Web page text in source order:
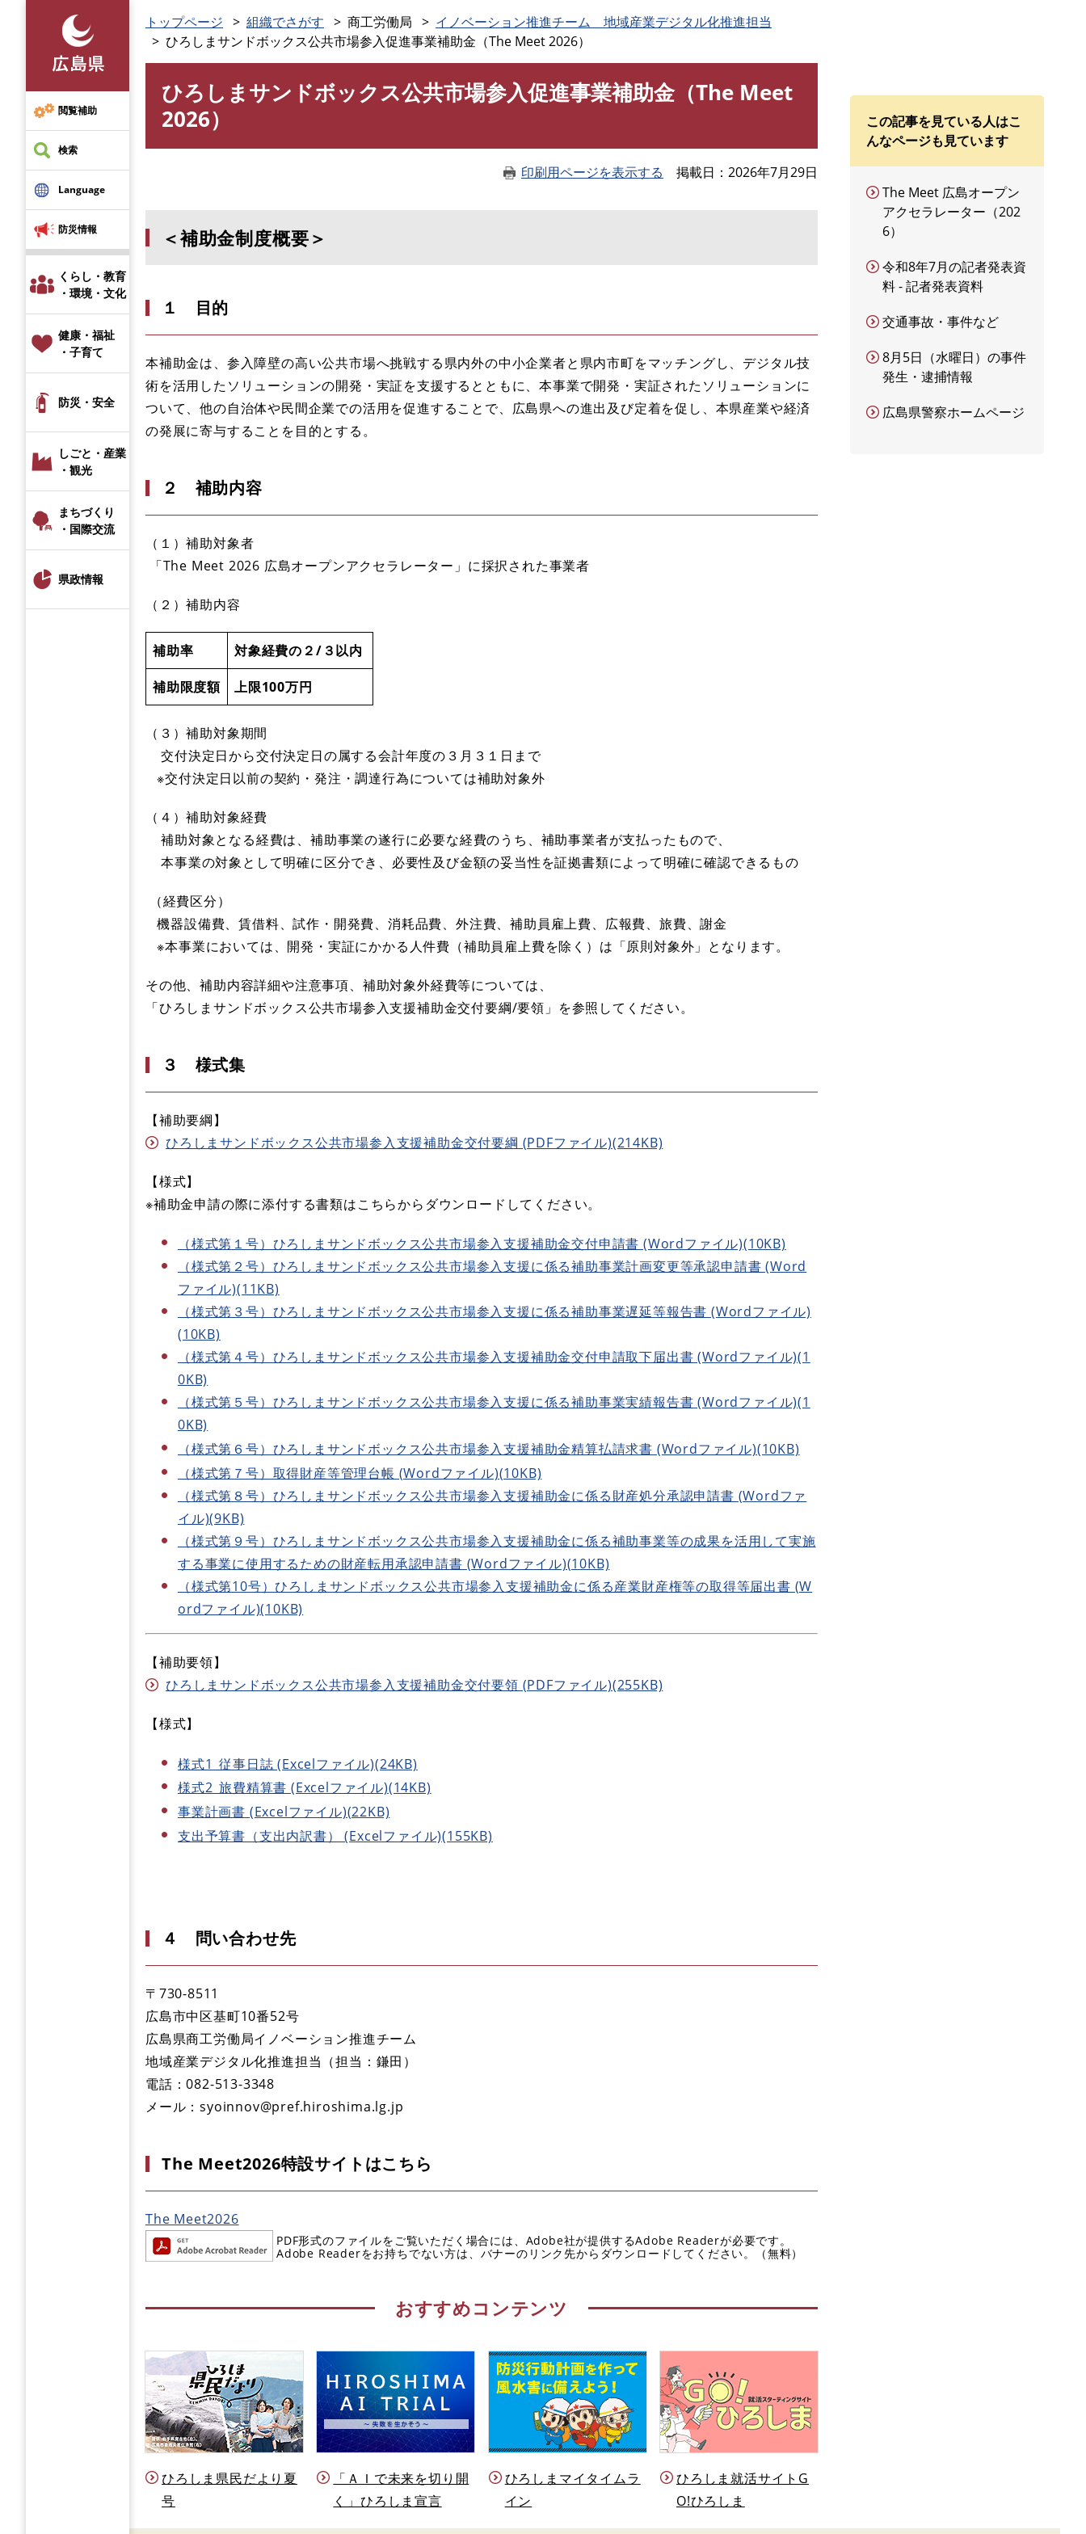
先
頭
で
す
閲覧補助
検索
Language
防災情報
くらし・教育
・環境・文化
健康・福祉
・子育て
防災・安全
しごと・産業
・観光
まちづくり
・国際交流
県政情報
トップページ 組織でさがす 商工労働局
イノベーション推進チーム 地域産業デジタル化推進担当
ひろしまサンドボックス公共市場参入促進事業補助金（The Meet 2026）
ひろしまサンドボックス公共市場参入促進事業補助金（The Meet
2026）
印刷用ページを表示する 掲載日 2026年7月29日
＜補助金制度概要＞
１ 目的
本補助金は、参入障壁の高い公共市場へ挑戦する県内外の中小企業者と県内市町をマッチングし、デジタル技
術を活用したソリューションの開発・実証を支援するとともに、本事業で開発・実証されたソリューションに
ついて、他の自治体や民間企業での活用を促進することで、広島県への進出及び定着を促し、本県産業や経済
の発展に寄与することを目的とする。
２ 補助内容
（１）補助対象者
「The Meet 2026 広島オープンアクセラレーター」に採択された事業者
（２）補助内容
補助率 対象経費の２/３以内
補助限度額 上限100万円
（３）補助対象期間
交付決定日から交付決定日の属する会計年度の３月３１日まで
※交付決定日以前の契約・発注・調達行為については補助対象外
（４）補助対象経費
補助対象となる経費は、補助事業の遂行に必要な経費のうち、補助事業者が支払ったもので、
本事業の対象として明確に区分でき、必要性及び金額の妥当性を証拠書類によって明確に確認できるもの
（経費区分）
機器設備費、賃借料、試作・開発費、消耗品費、外注費、補助員雇上費、広報費、旅費、謝金
※本事業においては、開発・実証にかかる人件費（補助員雇上費を除く）は「原則対象外」となります。
その他、補助内容詳細や注意事項、補助対象外経費等については、
「ひろしまサンドボックス公共市場参入支援補助金交付要綱/要領」を参照してください。
３ 様式集
【補助要綱】
ひろしまサンドボックス公共市場参入支援補助金交付要綱 (PDFファイル)(214KB)
【様式】
※補助金申請の際に添付する書類はこちらからダウンロードしてください。
（様式第１号）ひろしまサンドボックス公共市場参入支援補助金交付申請書 (Wordファイル)(10KB)
（様式第２号）ひろしまサンドボックス公共市場参入支援に係る補助事業計画変更等承認申請書 (Word
ファイル)(11KB)
（様式第３号）ひろしまサンドボックス公共市場参入支援に係る補助事業遅延等報告書 (Wordファイル)
(10KB)
（様式第４号）ひろしまサンドボックス公共市場参入支援補助金交付申請取下届出書 (Wordファイル)(1
0KB)
（様式第５号）ひろしまサンドボックス公共市場参入支援に係る補助事業実績報告書 (Wordファイル)(1
0KB)
（様式第６号）ひろしまサンドボックス公共市場参入支援補助金精算払請求書 (Wordファイル)(10KB)
（様式第７号）取得財産等管理台帳 (Wordファイル)(10KB)
（様式第８号）ひろしまサンドボックス公共市場参入支援補助金に係る財産処分承認申請書 (Wordファ
イル)(9KB)
（様式第９号）ひろしまサンドボックス公共市場参入支援補助金に係る補助事業等の成果を活用して実施
する事業に使用するための財産転用承認申請書 (Wordファイル)(10KB)
（様式第10号）ひろしまサンドボックス公共市場参入支援補助金に係る産業財産権等の取得等届出書​ (W
ordファイル)(10KB)
【補助要領】
ひろしまサンドボックス公共市場参入支援補助金交付要領 (PDFファイル)(255KB)
【様式】
様式1_従事日誌 (Excelファイル)(24KB)
様式2_旅費精算書 (Excelファイル)(14KB)
事業計画書 (Excelファイル)(22KB)
支出予算書（支出内訳書） (Excelファイル)(155KB)
４ 問い合わせ先
〒730-8511
広島市中区基町10番52号
広島県商工労働局イノベーション推進チーム
地域産業デジタル化推進担当（担当：鎌田）
電話：082-513-3348
メール：syoinnov@pref.hiroshima.lg.jp
The Meet2026特設サイトはこちら
The Meet2026
PDF形式のファイルをご覧いただく場合には、Adobe社が提供するAdobe Readerが必要です。
Adobe Readerをお持ちでない方は、バナーのリンク先からダウンロードしてください。（無料）
おすすめコンテンツ
ひろしま県民だより夏
号
「ＡＩで未来を切り開
く」ひろしま宣言
ひろしまマイタイムラ
イン
ひろしま就活サイトG
O!ひろしま
この記事を見ている人はこ
んなページも見ています
The Meet 広島オープン
アクセラレーター（202
6）
令和8年7月の記者発表資
料 - 記者発表資料
交通事故・事件など
8月5日（水曜日）の事件
発生・逮捕情報
広島県警察ホームページ